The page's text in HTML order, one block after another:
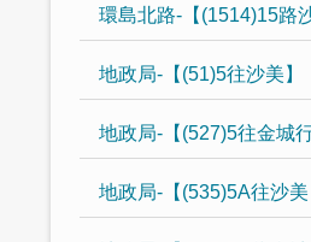
環島北路-【(1514)15路
地政局-【(51)5往沙美】
地政局-【(527)5往金城
地政局-【(535)5A往沙美